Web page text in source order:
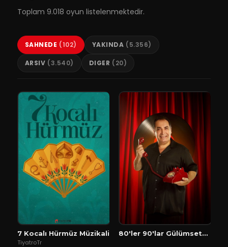
Toplam 9.018 oyun listelenmektedir.
SAHNEDE (102) YAKINDA (5.356)
ARSIV (3.540) DIGER (20)
7 Kocalı Hürmüz Müzikali
TiyatroTr
80'ler 90'lar Gülümseten Hatıralar